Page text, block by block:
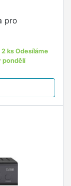
pro
ks Odesíláme
pondělí